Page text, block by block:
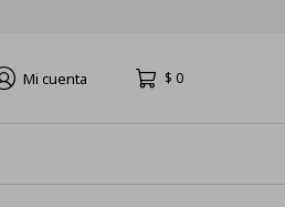
$ 0